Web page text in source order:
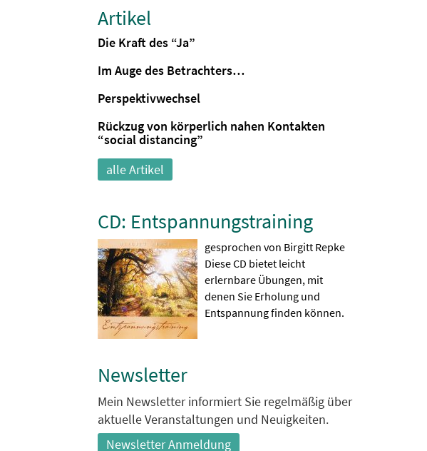
Artikel
Die Kraft des “Ja”
Im Auge des Betrachters…
Perspektivwechsel
Rückzug von körperlich nahen Kontakten
“social distancing”
alle Artikel
CD: Entspannungstraining
gesprochen von Birgitt Repke
Diese CD bietet leicht
erlernbare Übungen, mit
denen Sie Erholung und
Entspannung finden können.
Newsletter
Mein Newsletter informiert Sie regelmäßig über
aktuelle Veranstaltungen und Neuigkeiten.
Newsletter Anmeldung